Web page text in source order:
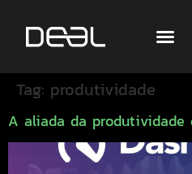
Tag: produtividade
A aliada da produtividade